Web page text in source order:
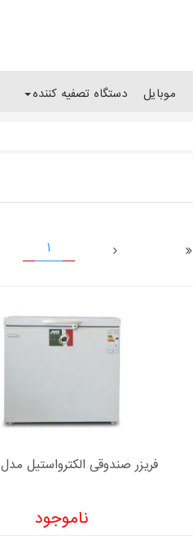
موبایل دستگاه تصفیه کننده
1
فریزر صندوقی الکترواستیل مدل ES250
ناموجود